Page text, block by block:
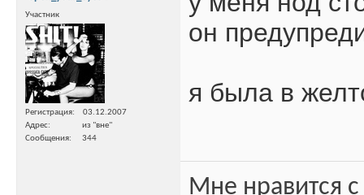
Участник
Регистрация
03.12.2007
Адрес
из "вне"
Сообщения
344
он
я была в
Мне нравится